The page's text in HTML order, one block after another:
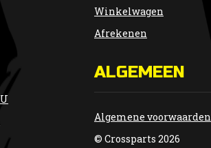
Winkelwagen
Afrekenen
ALGEMEEN
Algemene voorwaarden
© Crossparts 2026